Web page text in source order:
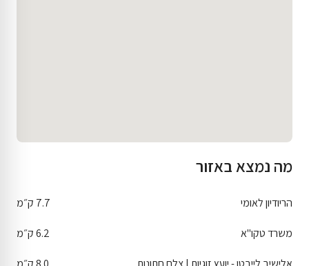
מה נמצא באזור
הריודיון לאומי 7.7 ק״מ
משרד טקו"א 6.2 ק״מ